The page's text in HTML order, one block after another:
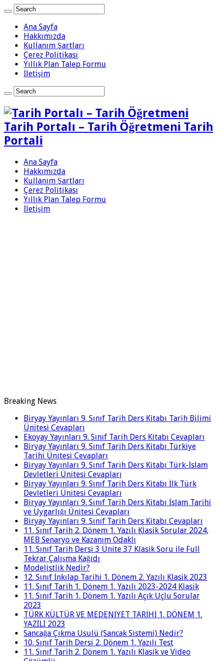
Ana Sayfa
Hakkımızda
Kullanım Şartları
Çerez Politikası
Yıllık Plan Talep Formu
İletişim
Tarih Portalı – Tarih Öğretmeni Tarih
Portali
Ana Sayfa
Hakkımızda
Kullanım Şartları
Çerez Politikası
Yıllık Plan Talep Formu
İletişim
Breaking News
Biryay Yayınları 9. Sınıf Tarih Ders Kitabı Tarih Bilimi
Ünitesi Cevapları
Ekoyay Yayınları 9. Sınıf Tarih Ders Kitabı Cevapları
Biryay Yayınları 9. Sınıf Tarih Ders Kitabı Türkiye
Tarihi Ünitesi Cevapları
Biryay Yayınları 9. Sınıf Tarih Ders Kitabı Türk-İslam
Devletleri Ünitesi Cevapları
Biryay Yayınları 9. Sınıf Tarih Ders Kitabı İlk Türk
Devletleri Ünitesi Cevapları
Biryay Yayınları 9. Sınıf Tarih Ders Kitabı İslam Tarihi
ve Uygarlığı Ünitesi Cevapları
Biryay Yayınları 9. Sınıf Tarih Ders Kitabı Cevapları
11. Sınıf Tarih 2. Dönem 1. Yazılı Klasik Sorular 2024,
MEB Senaryo ve Kazanım Odaklı
11. Sınıf Tarih Dersi 3 Ünite 37 Klasik Soru ile Full
Tekrar Çalışma Kağıdı
Modelistlik Nedir?
12. Sınıf İnkılap Tarihi 1. Dönem 2. Yazılı Klasik 2023
11. Sınıf Tarih 1. Dönem 1. Yazılı 2023-2024 Klasik
11. Sınıf Tarih 1. Dönem 1. Yazılı Açık Uçlu Sorular
2023
TÜRK KÜLTÜR VE MEDENİYET TARİHİ 1. DÖNEM 1.
YAZILI 2023
Sancağa Çıkma Usulü (Sancak Sistemi) Nedir?
10. Sınıf Tarih Dersi 2. Dönem 1. Yazılı Test
11. Sınıf Tarih 2. Dönem 1. Yazılı Klasik ve Video